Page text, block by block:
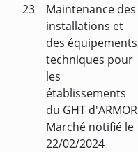
23
Maintenance des
installations et
des équipements
techniques pour
les
établissements
du GHT d'ARMOR
Marché notifié le
22/02/2024